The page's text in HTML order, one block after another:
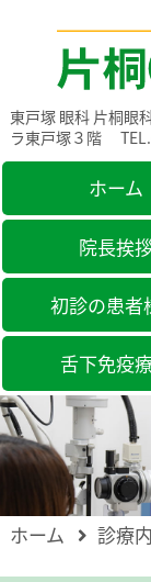
東戸塚 眼科 片桐眼
ラ東戸塚３階
ホーム
院長挨
初診の患者
舌下免疫
ホーム 診療